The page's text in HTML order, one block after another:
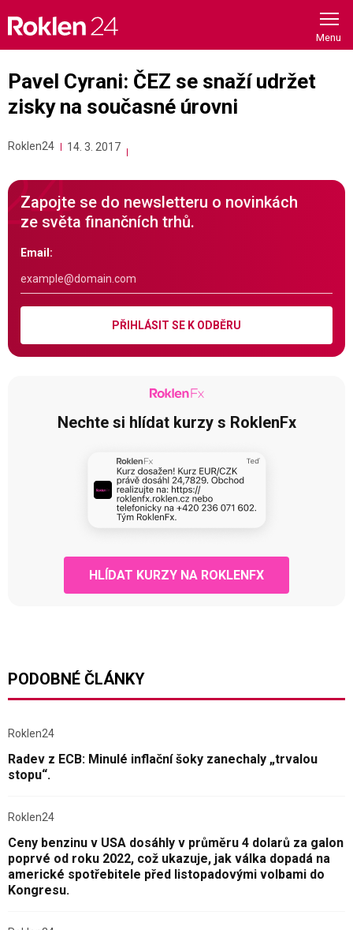
content
Pavel Cyrani: ČEZ se snaží udržet
zisky na současné úrovni
Roklen24 14. 3. 2017
Zapojte se do newsletteru o novinkách
ze světa finančních trhů.
Email:
PŘIHLÁSIT SE K ODBĚRU
Nechte si hlídat kurzy s RoklenFx
HLÍDAT KURZY NA ROKLENFX
PODOBNÉ ČLÁNKY
Roklen24
Radev z ECB: Minulé inflační šoky zanechaly „trvalou
stopu“.
Roklen24
Ceny benzinu v USA dosáhly v průměru 4 dolarů za galon
poprvé od roku 2022, což ukazuje, jak válka dopadá na
americké spotřebitele před listopadovými volbami do
Kongresu.